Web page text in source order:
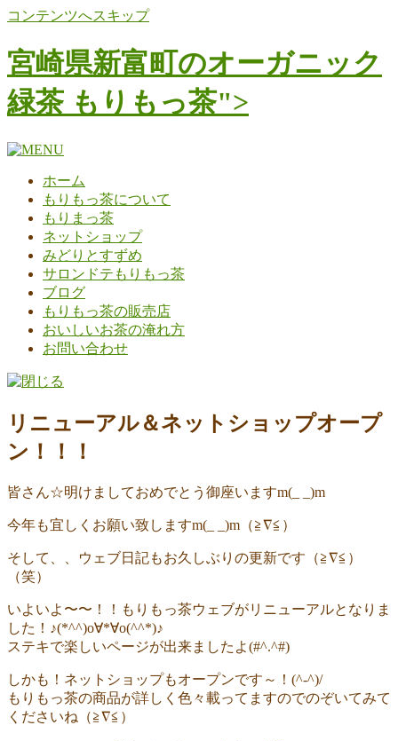
コンテンツへスキップ
宮崎県新富町のオーガニック
緑茶 もりもっ茶">
ホーム
もりもっ茶について
もりまっ茶
ネットショップ
みどりとすずめ
サロンドテもりもっ茶
ブログ
もりもっ茶の販売店
おいしいお茶の淹れ方
お問い合わせ
リニューアル＆ネットショップオープ
ン！！！
皆さん☆明けましておめでとう御座いますm(_ _)m
今年も宜しくお願い致しますm(_ _)m（≧∇≦）
そして、、ウェブ日記もお久しぶりの更新です（≧∇≦）
（笑）
いよいよ〜〜！！もりもっ茶ウェブがリニューアルとなりま
した！♪(*^^)o∀*∀o(^^*)♪
ステキで楽しいページが出来ましたよ(#^.^#)
しかも！ネットショップもオープンです～！(^-^)/
もりもっ茶の商品が詳しく色々載ってますのでのぞいてみて
くださいね（≧∇≦）